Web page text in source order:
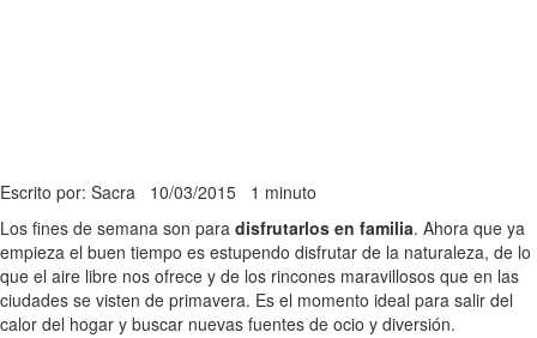
Escrito por: Sacra 10/03/2015 1 minuto
Los fines de semana son para disfrutarlos en familia. Ahora que ya
empieza el buen tiempo es estupendo disfrutar de la naturaleza, de lo
que el aire libre nos ofrece y de los rincones maravillosos que en las
ciudades se visten de primavera. Es el momento ideal para salir del
calor del hogar y buscar nuevas fuentes de ocio y diversión.